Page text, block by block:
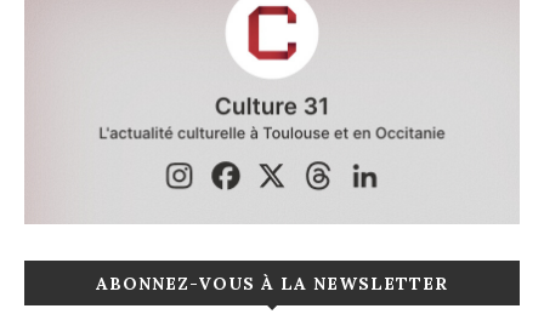
ABONNEZ-VOUS À LA NEWSLETTER